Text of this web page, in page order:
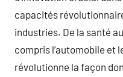
capacités
industries. De la santé
compris l’automobile et
révolutionne la façon